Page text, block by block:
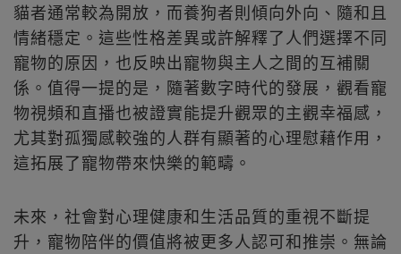
貓者通常較為開放，而養狗者則傾向外向、隨和且
情緒穩定。這些性格差異或許解釋了人們選擇不同
寵物的原因，也反映出寵物與主人之間的互補關
係。值得一提的是，隨著數字時代的發展，觀看寵
物視頻和直播也被證實能提升觀眾的主觀幸福感，
尤其對孤獨感較強的人群有顯著的心理慰藉作用，
這拓展了寵物帶來快樂的範疇。
未來，社會對心理健康和生活品質的重視不斷提
升，寵物陪伴的價值將被更多人認可和推崇。無論